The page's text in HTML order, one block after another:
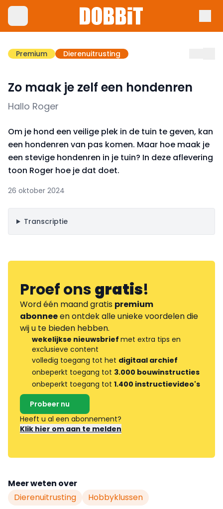
Premium Dierenuitrusting
Zo maak je zelf een hondenren
Hallo Roger
Om je hond een veilige plek in de tuin te geven, kan
een hondenren van pas komen. Maar hoe maak je
een stevige hondenren in je tuin? In deze aflevering
toon Roger hoe je dat doet.
26 oktober 2024
Transcriptie
Proef onsgratis!
Word één maand gratis premium
abonneeen ontdek alle unieke voordelen die
wij u te bieden hebben.
wekelijkse nieuwsbrief met extra tips en
exclusieve content
volledig toegang tot het digitaal archief
onbeperkt toegang tot 3.000 bouwinstructies
onbeperkt toegang tot 1.400 instructievideo's
Probeer nu
Heeft u al een abonnement?
Klik hier om aan te melden
Meer weten over
Dierenuitrusting
Hobbyklussen